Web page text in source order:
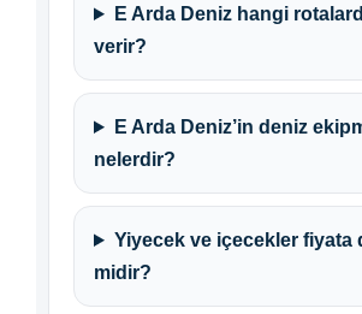
E Arda Deniz hangi
verir?
E Arda Deniz’in deniz
nelerdir?
Yiyecek ve içecekler fiyata
midir?